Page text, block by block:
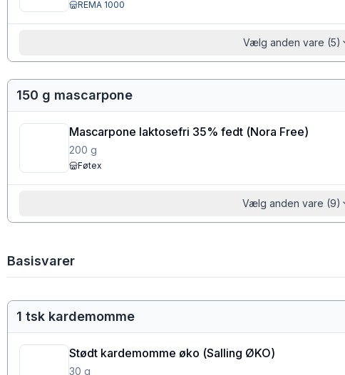
REMA 1000
Vælg anden vare (5)
150 g mascarpone
Mascarpone laktosefri 35% fedt (Nora Free)
200 g
Føtex
Vælg anden vare (9)
Basisvarer
1 tsk kardemomme
Stødt kardemomme øko (Salling ØKO)
30 g